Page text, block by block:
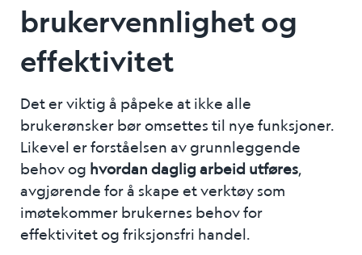
brukervennlighet og
effektivitet
Det er viktig å påpeke at ikke alle
brukerønsker bør omsettes til nye funksjoner.
Likevel er forståelsen av grunnleggende
behov og hvordan daglig arbeid utføres,
avgjørende for å skape et verktøy som
imøtekommer brukernes behov for
effektivitet og friksjonsfri handel.